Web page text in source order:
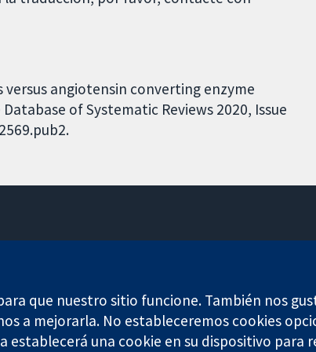
versus angiotensin converting enzyme
of Systematic Reviews 2020, Issue
Unidoque nuestro sitio funcione. También nos
a mejorarla. No estableceremos cookies
establecerá una cookie en su dispositivo para